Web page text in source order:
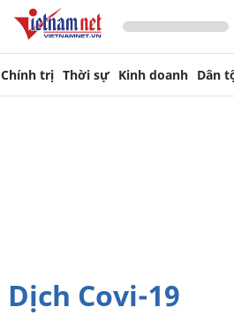
Chính trị Thời sự Kinh doanh Dân
dịch Covi-19